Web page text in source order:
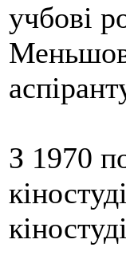
учбові
Меньшов
З 1970